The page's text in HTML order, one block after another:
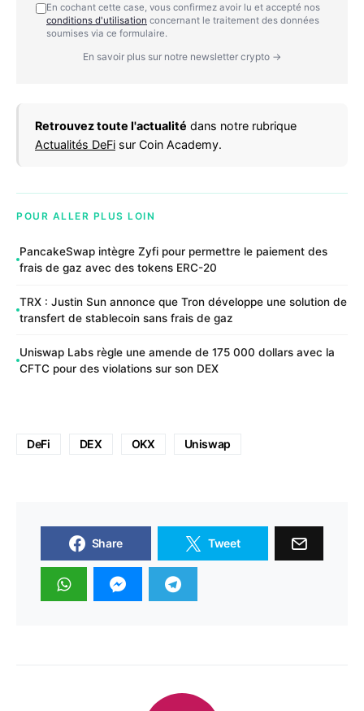
En cochant cette case, vous confirmez avoir lu et accepté nos
conditions d'utilisation concernant le traitement des données
soumises via ce formulaire.
En savoir plus sur notre newsletter crypto →
Retrouvez toute l'actualité dans notre rubrique
Actualités DeFi sur Coin Academy.
POUR ALLER PLUS LOIN
PancakeSwap intègre Zyfi pour permettre le paiement des
frais de gaz avec des tokens ERC-20
TRX : Justin Sun annonce que Tron développe une solution de
transfert de stablecoin sans frais de gaz
Uniswap Labs règle une amende de 175 000 dollars avec la
CFTC pour des violations sur son DEX
DeFi DEX OKX Uniswap
Share Tweet